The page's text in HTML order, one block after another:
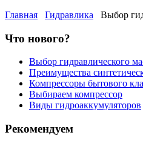
Главная
Гидравлика Выбор
Что нового?
Выбор гидравлического
Преимущества
Компрессоры бытового
Выбираем компрессор
Виды гидроаккумуляторов
Рекомендуем